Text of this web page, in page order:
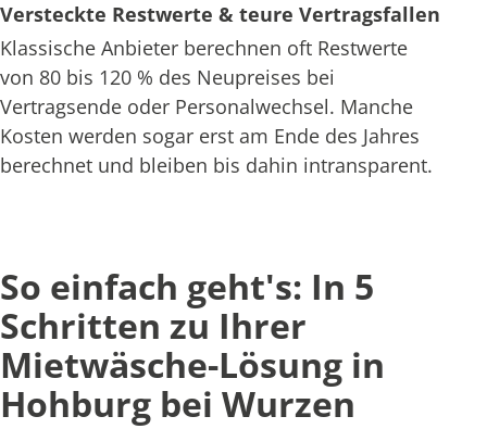
Versteckte Restwerte & teure Vertragsfallen
Klassische Anbieter berechnen oft Restwerte
von 80 bis 120 % des Neupreises bei
Vertragsende oder Personalwechsel. Manche
Kosten werden sogar erst am Ende des Jahres
berechnet und bleiben bis dahin intransparent.
So einfach geht's: In 5
Schritten zu Ihrer
Mietwäsche-Lösung in
Hohburg bei Wurzen